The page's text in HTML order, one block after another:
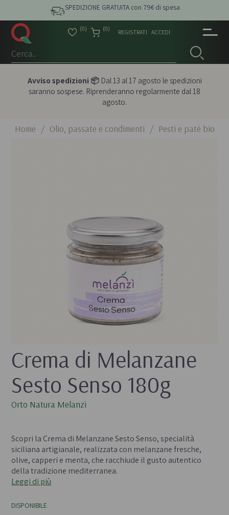
SPEDIZIONE GRATUITA con 79€ di spesa
(0) (0) REGISTRATI ACCEDI
Avviso spedizioni 📦Dal 13 al 17 agosto le spedizioni
saranno sospese. Riprenderanno regolarmente dal 18
agosto.
Home / Olio, passate e condimenti / Pesti e paté bio
Crema di Melanzane
Sesto Senso 180g
-
Orto Natura Melanzì
Scopri la Crema di Melanzane Sesto Senso, specialità
siciliana artigianale, realizzata con melanzane fresche,
olive, capperi e menta, che racchiude il gusto autentico
della tradizione mediterranea.
Leggi di più
DISPONIBILE